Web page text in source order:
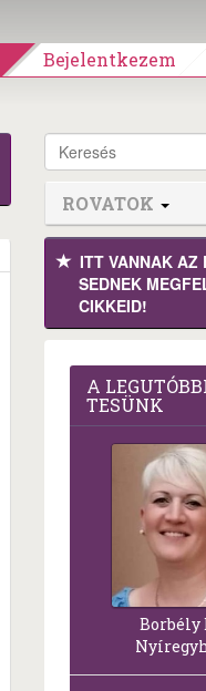
Bejelentkezem
ROVATOK
ITT VANNAK
SEDNEK
CIKKEID!
A
TE­SÜNK
Borbély